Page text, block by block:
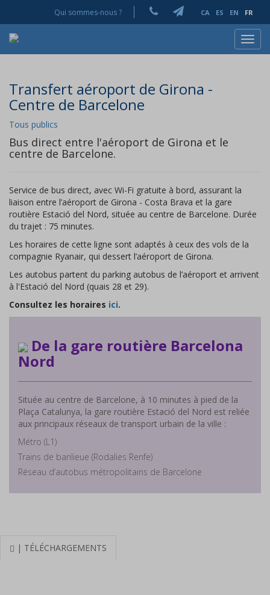
Qui sommes-nous ? CA ES EN FR
Transfert aéroport de Girona -
Centre de Barcelone
Tous publics
Bus direct entre l'aéroport de Girona et le
centre de Barcelone.
Service de bus direct, avec Wi-Fi gratuite à bord, assurant la
liaison entre l’aéroport de Girona - Costa Brava et la gare
routière Estació del Nord, située au centre de Barcelone. Durée
du trajet : 75 minutes.
Les horaires de cette ligne sont adaptés à ceux des vols de la
compagnie Ryanair, qui dessert l’aéroport de Girona.
Les autobus partent du parking autobus de l’aéroport et arrivent
à l'Estació del Nord (quais 28 et 29).
Consultez les horaires ici.
De la gare routière Barcelona
Nord
Située au centre de Barcelone, à 10 minutes à pied de la
Plaça Catalunya, la gare routière Estació del Nord est reliée
aux principaux réseaux de transport urbain de la ville :
Métro (L1)
Trains de banlieue (Rodalies Renfe)
Réseau d’autobus métropolitains de Barcelone
| TÉLÉCHARGEMENTS